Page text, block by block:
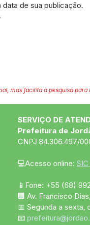
data de sua publicação.
mas facilita a pesquisa
SERVIÇO DE
Prefeitura de
CNPJ 84.306.497/
💻Acesso online: SIC
📱Fone: +55 (68)
🏢 Av. Francisco
📅 Segunda a sexta,
📧